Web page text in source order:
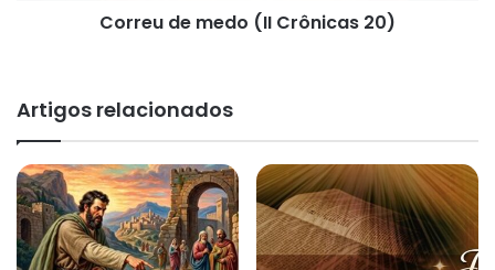
Correu de medo (II Crônicas 20)
Artigos relacionados